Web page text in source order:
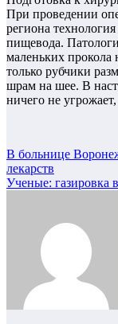
При проведении
региона
пищевода.
маленьких прокола
только рубчики
шрам на шее. В
ничего не
Навигация
по
В больнице
лекарств
Ученые: газировка